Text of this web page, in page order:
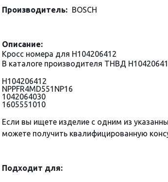
Производитель: BOSCH
Описание:
Кросс номера для H104206412
В каталоге производителя ТНВД
H104206412
NPPFR4MD551NP16
1042064030
1605551010
Если вы ищете изделие с одним из
можете получить квалифицированную
Подходит для: